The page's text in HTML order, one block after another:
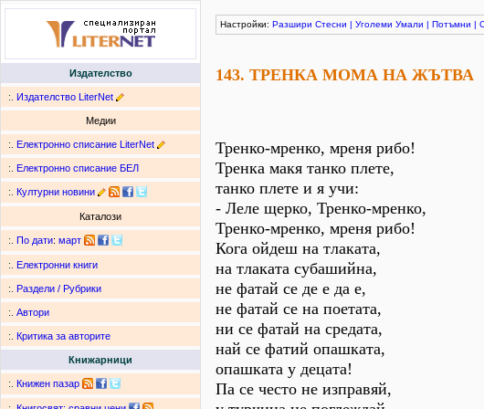
Издателство
:. Издателство LiterNet
Медии
:. Електронно списание LiterNet
:. Електронно списание БЕЛ
:. Културни новини
Каталози
:. По дати: март
:. Електронни книги
:. Раздели / Рубрики
:. Автори
:. Критика за авторите
Книжарници
:. Книжен пазар
Настройки: Разшири Стесни | Уголеми Умали | Потъмни |
143. ТРЕНКА МОМА НА ЖЪТВА
Тренко-мренко, мреня рибо!
Тренка макя танко плете,
танко плете и я учи:
- Леле щерко, Тренко-мренко,
Тренко-мренко, мреня рибо!
Кога ойдеш на тлаката,
на тлаката субашийна,
не фатай се де е да е,
не фатай се на поетата,
ни се фатай на средата,
най се фатий опашката,
опашката у децата!
Па се често не изправяй,